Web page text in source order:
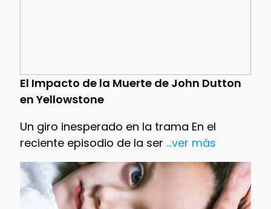
El Impacto de la Muerte de John Dutton
en Yellowstone
Un giro inesperado en la trama En el
reciente episodio de la ser ...ver más